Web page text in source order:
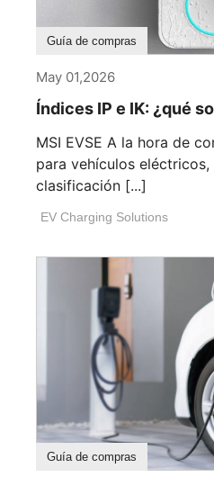
Guía de compras
May 01,2026
Índices IP e IK: ¿qué
MSI EVSE A la hora de comprar un cargador
para vehículos
clasificación [...]
EV Charging Solutions
Guía de compras